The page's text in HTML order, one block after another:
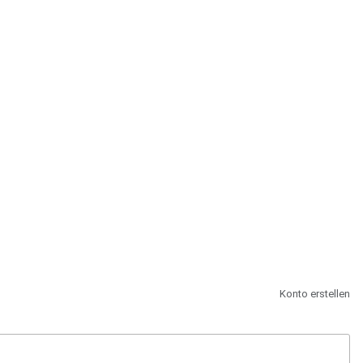
Konto erstellen